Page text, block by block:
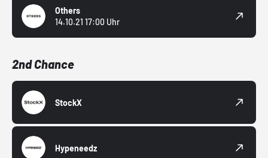
Others
14.10.21 17:00 Uhr
2nd Chance
StockX
Hypeneedz